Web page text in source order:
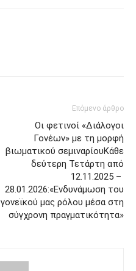
Επόμενο άρθρο
Οι φετινοί «Διάλογοι
Γονέων» με τη μορφή
βιωματικού σεμιναρίουΚάθε
δεύτερη Τετάρτη από
12.11.2025 –
28.01.2026:«Ενδυνάμωση του
γονεϊκού μας ρόλου μέσα στη
σύγχρονη πραγματικότητα»